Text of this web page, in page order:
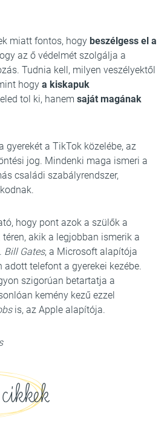
miatt fontos, hogy beszélgess el a
az ő védelmét szolgálja a
Tudnia kell, milyen veszélyektől
hogy a kiskapuk
tol ki, hanem saját magának
gyerekét a TikTok közelébe, az
jog. Mindenki maga ismeri a
családi szabályrendszer,
hogy pont azok a szülők a
akik a legjobban ismerik a
Bill Gates, a Microsoft alapítója
telefont a gyerekei kezébe.
szigorúan betartatja a
kemény kezű ezzel
is, az Apple alapítója.